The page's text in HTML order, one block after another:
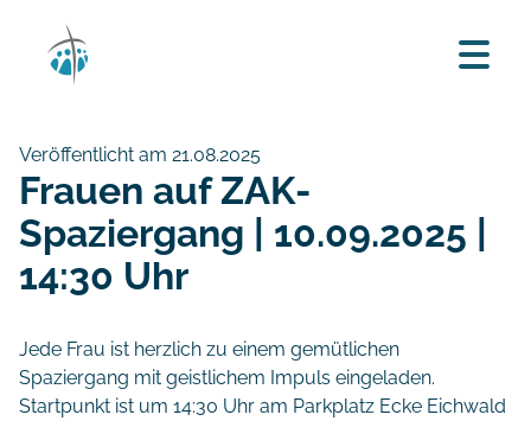
Veröffentlicht am 21.08.2025
Frauen auf ZAK-
Spaziergang | 10.09.2025 |
14:30 Uhr
Jede Frau ist herzlich zu einem gemütlichen
Spaziergang mit geistlichem Impuls eingeladen.
Startpunkt ist um 14:30 Uhr am Parkplatz Ecke Eichwald